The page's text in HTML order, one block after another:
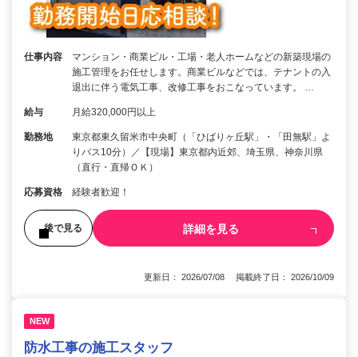
仕事内容
マンション・商業ビル・工場・老人ホームなどの新築現場の
施工管理をお任せします。商業ビルなどでは、テナントの入
退出に伴う電気工事、改修工事をおこなっています。 …
給与 月給320,000円以上
勤務地
東京都東久留米市中央町（「ひばりヶ丘駅」・「田無駅」よ
りバス10分）／【現場】東京都内近郊、埼玉県、神奈川県
（直行・直帰ＯＫ）
応募資格 経験者歓迎！
後で見る 詳細を見る
更新日： 2026/07/08 掲載終了日： 2026/10/09
NEW
防水工事の施工スタッフ